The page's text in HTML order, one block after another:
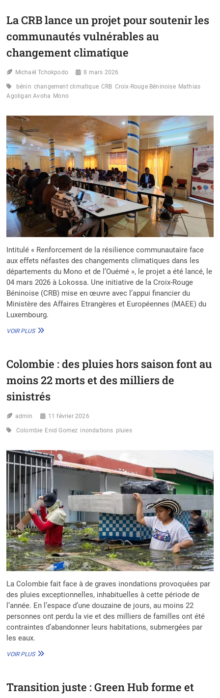
CLIMATIQUE
La CRB lance un projet pour soutenir les
communautés vulnérables au
changement climatique
Michaël Tchokpodo 8 mars 2026
bénin changement climatique CRB Croix-Rouge Béninoise Mathias
Agoligan Avoha Mono
Intitulé « Renforcement de la résilience communautaire face
aux effets néfastes des changements climatiques dans les
départements du Mono et de l’Ouémé », le projet a été lancé, le
04 mars 2026 à Lokossa. Une initiative de la Croix-Rouge
Béninoise (CRB) mise en œuvre avec l’appui financier du
Ministère des Affaires Etrangères et Européennes (MAEE) du
Luxembourg.
VOIR PLUSLA
PROJET
SOUTENIR
LES
COMMUNAUTÉS
AU
CHANGEMENT
Colombie : des pluies hors saison font au
moins 22 morts et des milliers de
sinistrés
admin 11 février 2026
Colombie Enid Gomez inondations pluies
La Colombie fait face à de graves inondations provoquées par
des pluies exceptionnelles, inhabituelles à cette période de
l’année. En l’espace d’une douzaine de jours, au moins 22
personnes ont perdu la vie et des milliers de familles ont été
contraintes d’abandonner leurs habitations, submergées par
les eaux.
VOIR PLUSCOLOMBIE
HORS
Transition juste : Green Hub forme et